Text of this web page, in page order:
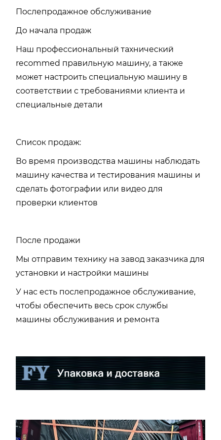
Послепродажное обслуживание
До начала продаж
Наш профессиональный тахнический
recommed правильную машину, а также
может настроить специальную машину в
соответствии с требованиями клиента и
специальные детали
Список продаж:
Во время производства машины наблюдать
машину качества и тестирования машины и
сделать фотографии или видео для
проверки клиентов
После продажи
Мы отправим технику на завод заказчика для
установки и настройки машины
У нас есть послепродажное обслуживание,
чтобы обеспечить весь срок службы
машины обслуживания и ремонта